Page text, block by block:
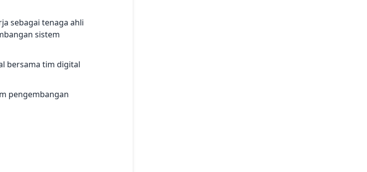
sebagai tenaga ahli
sistem
bersama tim digital
pengembangan